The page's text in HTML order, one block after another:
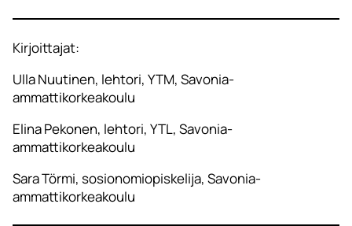
Kirjoittajat:
Ulla Nuutinen, lehtori, YTM, Savonia-
ammattikorkeakoulu
Elina Pekonen, lehtori, YTL, Savonia-
ammattikorkeakoulu
Sara Törmi, sosionomiopiskelija, Savonia-
ammattikorkeakoulu